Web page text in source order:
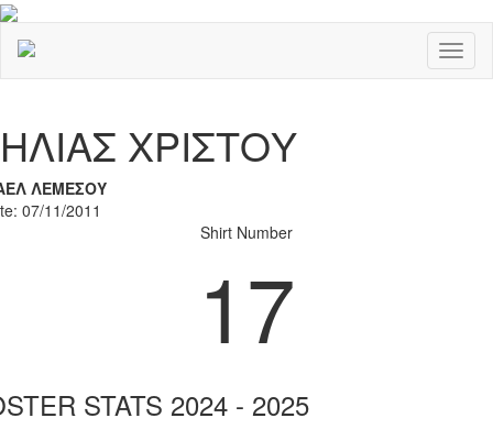
ΗΛΙΑΣ ΧΡΙΣΤΟΥ
ΛΕΜΕΣΟΥ
07/11/2011
Shirt Number
17
STATS 2024 - 2025